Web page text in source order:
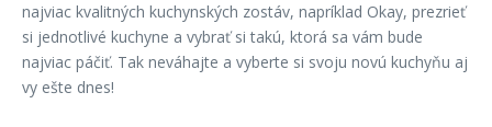
najviac kvalitných kuchynských zostáv, napríklad Okay, prezrieť
si jednotlivé kuchyne a vybrať si takú, ktorá sa vám bude
najviac páčiť. Tak neváhajte a vyberte si svoju novú kuchyňu aj
vy ešte dnes!